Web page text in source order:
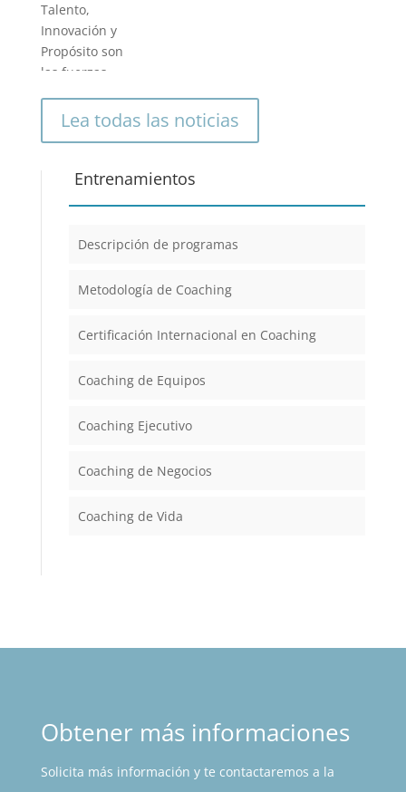
Talento,
Innovación y
Propósito son
las fuerzas
crear un
para individuos
Lea todas las noticias
Entrenamientos
Descripción de programas
Metodología de Coaching
Certificación Internacional en Coaching
Coaching de Equipos
Coaching Ejecutivo
Coaching de Negocios
Coaching de Vida
Obtener más informaciones
Solicita más información y te contactaremos a la